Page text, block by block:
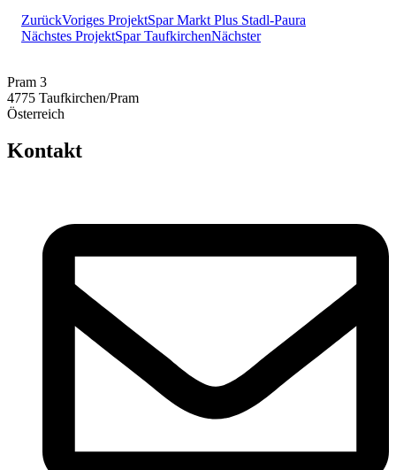
ZurückVoriges ProjektSpar Markt Plus Stadl-Paura
Nächstes ProjektSpar TaufkirchenNächster
Pram 3
4775 Taufkirchen/Pram
Österreich
Kontakt